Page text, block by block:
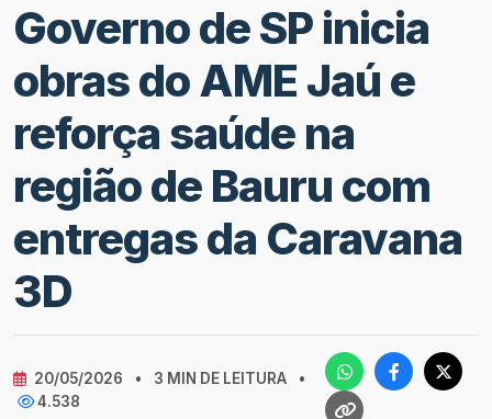
Governo de SP inicia
obras do AME Jaú e
reforça saúde na
região de Bauru com
entregas da Caravana
3D
20/05/2026 • 3 MIN DE LEITURA
•
4.538